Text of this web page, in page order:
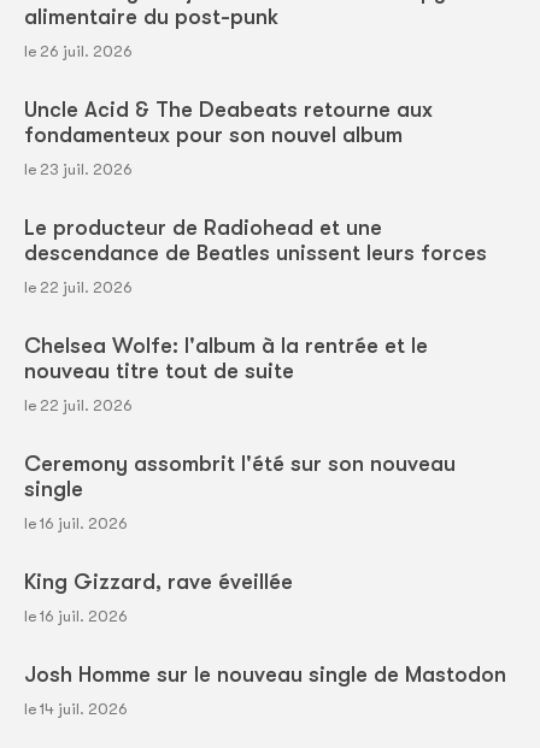
alimentaire du post-punk
le 26 juil. 2026
Uncle Acid & The Deabeats retourne aux
fondamenteux pour son nouvel album
le 23 juil. 2026
Le producteur de Radiohead et une
descendance de Beatles unissent leurs forces
le 22 juil. 2026
Chelsea Wolfe: l'album à la rentrée et le
nouveau titre tout de suite
le 22 juil. 2026
Ceremony assombrit l'été sur son nouveau
single
le 16 juil. 2026
King Gizzard, rave éveillée
le 16 juil. 2026
Josh Homme sur le nouveau single de Mastodon
le 14 juil. 2026